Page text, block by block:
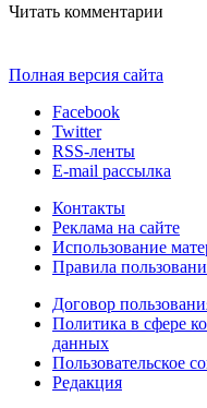
Читать комментарии
Полная версия сайта
Facebook
Twitter
RSS-ленты
E-mail рассылка
Контакты
Реклама на сайте
Использование
Правила
Договор
Политика в сфере
данных
Пользовательское
Редакция